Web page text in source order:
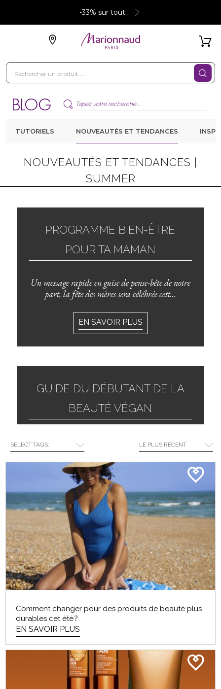
-33% sur tout
TUTORIELS NOUVEAUTÉS ET TENDANCES
NOUVEAUTÉS ET TENDANCES |
SUMMER
PROGRAMME BIEN-ÊTRE
POUR TA MAMAN
Un message rapide en guise de pense-bête de notre
part, la fête des mères sera célébrée cett...
EN SAVOIR PLUS
GUIDE DU DÉBUTANT DE LA
BEAUTÉ VÉGAN
Si vous pensiez que la beauté végan était une
tendance éphémère, détrompez-vous. Après des...
EN SAVOIR PLUS
ROUTINE QUOTIDIENNE DE
SOINS DE LA PEAU POUR LES
HOMMES
Messieurs, si votre idée d’une « routine de soins de
la peau solide » est un peu de savon...
EN SAVOIR PLUS
SELECT TAGS: LE PLUS RÉCENT
Comment changer pour des produits de beauté plus
durables cet été ?
EN SAVOIR PLUS